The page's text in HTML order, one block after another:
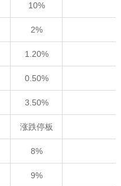
10%
2%
1.20%
0.50%
3.50%
涨跌停板
8%
9%